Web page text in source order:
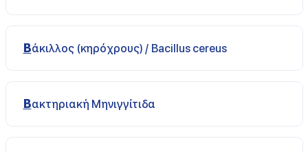
Βάκιλλος (κηρόχρους) / Bacillus cereus
Βακτηριακή Μηνιγγίτιδα